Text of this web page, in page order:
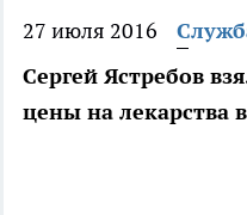
27 июля 2016
Сергей Ястребов
цены на лекарства